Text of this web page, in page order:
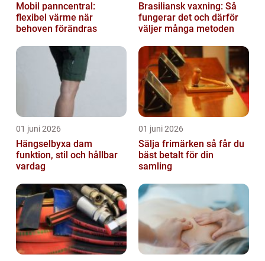
Mobil panncentral:
flexibel värme när
behoven förändras
Brasiliansk vaxning: Så
fungerar det och därför
väljer många metoden
01 juni 2026
Hängselbyxa dam
funktion, stil och hållbar
vardag
01 juni 2026
Sälja frimärken så får du
bäst betalt för din
samling